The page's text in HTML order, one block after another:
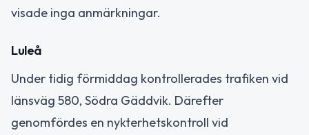
visade inga anmärkningar.
Luleå
Under tidig förmiddag kontrollerades trafiken vid
länsväg 580, Södra Gäddvik. Därefter
genomfördes en nykterhetskontroll vid